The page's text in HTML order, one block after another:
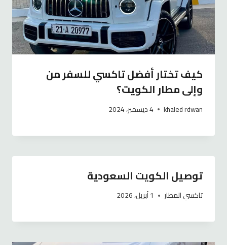
كيف تختار أفضل تاكسي للسفر من
وإلى مطار الكويت؟
khaled rdwan 4 ديسمبر، 2024
توصيل الكويت السعودية
تاكسي المطار 1 أبريل، 2026